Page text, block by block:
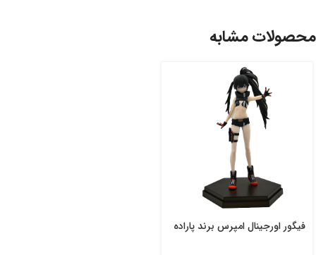
محصولات مشابه
فیگور اورجینال امپرس برند پاراده